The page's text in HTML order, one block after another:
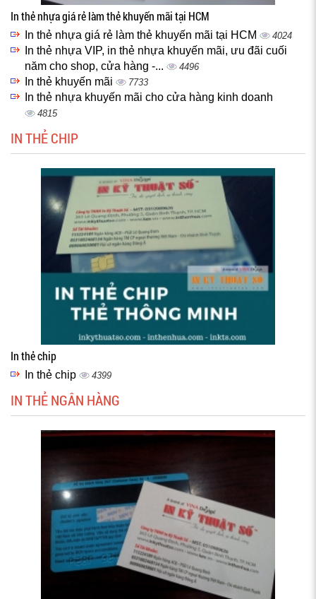
In thẻ nhựa giá rẻ làm thẻ khuyến mãi tại HCM
In thẻ nhựa giá rẻ làm thẻ khuyến mãi tại HCM 4024
In thẻ nhựa VIP, in thẻ nhựa khuyến mãi, ưu đãi cuối
năm cho shop, cửa hàng -...
4496
In thẻ khuyến mãi 7733
In thẻ nhựa khuyến mãi cho cửa hàng kinh doanh
4815
IN THẺ CHIP
In thẻ chip
In thẻ chip 4399
IN THẺ NGÂN HÀNG